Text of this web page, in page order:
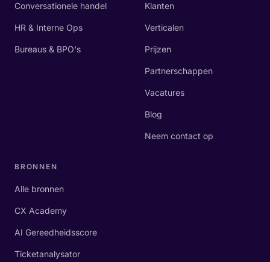
Conversationele handel
HR & Interne Ops
Bureaus & BPO's
Klanten
Verticalen
Prijzen
Partnerschappen
Vacatures
Blog
Neem contact op
BRONNEN
Alle bronnen
CX Academy
AI Gereedheidsscore
Ticketanalysator